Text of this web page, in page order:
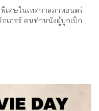
พิเศษในเทศกาลภาพยนตร์
เกอร์ คนทำหนังผู้บุกเบิก